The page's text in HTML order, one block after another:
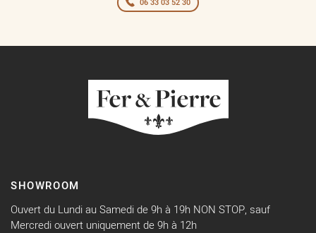
06 33 03 52 30
SHOWROOM
Ouvert du Lundi au Samedi de 9h à 19h NON STOP, sauf
Mercredi ouvert uniquement de 9h à 12h